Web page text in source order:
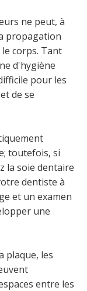
ne peut, à
propagation
corps. Tant
d'hygiène
pour les
de se
toutefois, si
la soie dentaire
dentiste à
et un examen
une
plaque, les
entre les